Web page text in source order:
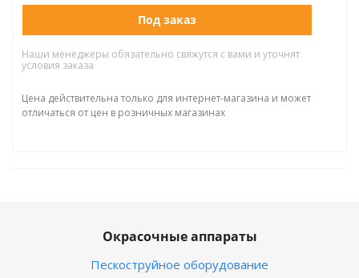
Под заказ
Наши менеджеры обязательно свяжутся с вами и уточнят
условия заказа
Цена действительна только для интернет-магазина и может
отличаться от цен в розничных магазинах
Окрасочные аппараты
Пескоструйное оборудование